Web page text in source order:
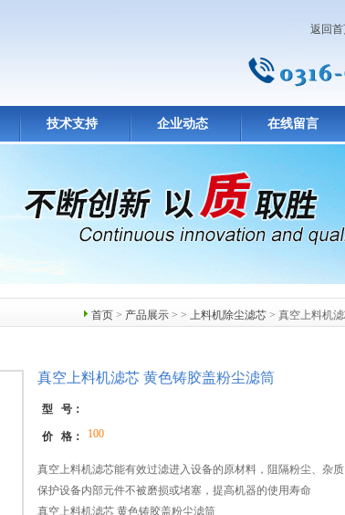
返回
技术支持 企业动态 在线留言
首页 > 产品展示 > > 上料机除尘滤芯 > 真空上料机
真空上料机滤芯 黄色铸胶盖粉尘滤筒
型 号：
价 格： 100
真空上料机滤芯能有效过滤进入设备的原材料，阻隔粉尘、杂质
保护设备内部元件不被磨损或堵塞，提高机器的使用寿命
真空上料机滤芯 黄色铸胶盖粉尘滤筒